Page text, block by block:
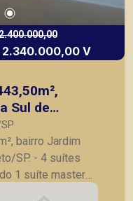
2.340.000,00 V
Sul de
bairro Jardim
suítes
1 suíte master
- Sala de estar